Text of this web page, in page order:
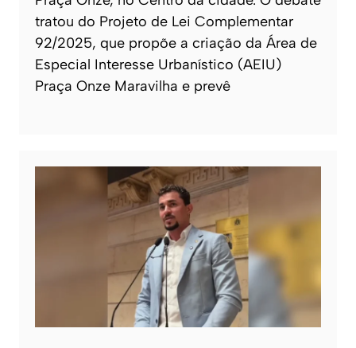
tratou do Projeto de Lei Complementar
92/2025, que propõe a criação da Área de
Especial Interesse Urbanístico (AEIU)
Praça Onze Maravilha e prevê